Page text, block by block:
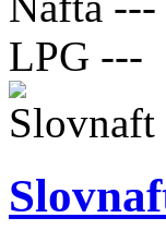
LPG ---